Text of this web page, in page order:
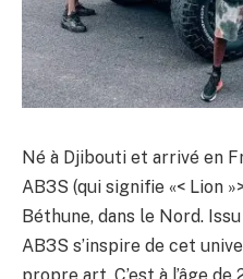
Né à Djibouti et arrivé en
AB3S (qui signifie «< Lion
Béthune, dans le Nord.
AB3S s’inspire de cet
propre art. C’est à l’âge